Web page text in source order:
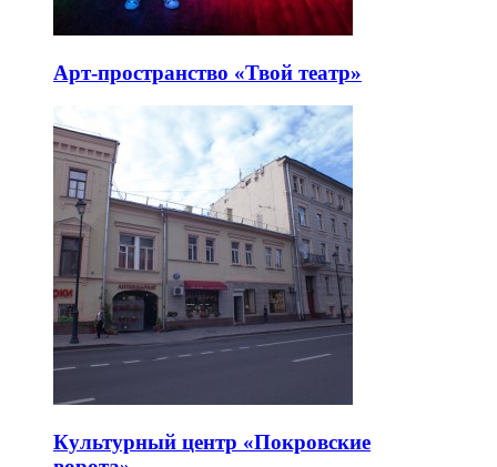
Арт-пространство «Твой театр»
Культурный центр «Покровские